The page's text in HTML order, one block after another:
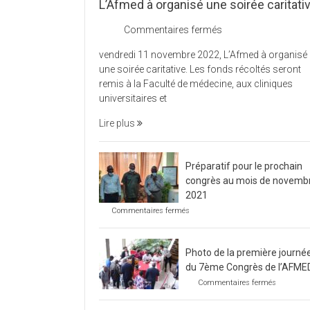
L’Afmed à organisé une soirée
Commentaires fermés
à
organisé
une
vendredi 11 novembre 2022, L’Afmed à organisé
une soirée caritative. Les fonds récoltés seront
remis à la Faculté de médecine, aux cliniques
universitaires et
Lire plus
Préparatif pour le prochain
congrès au mois de
2021
Commentaires fermés
prochain
congrès
mois
de
Photo de la première
du 7ème Congrès de
Commentaires fermés